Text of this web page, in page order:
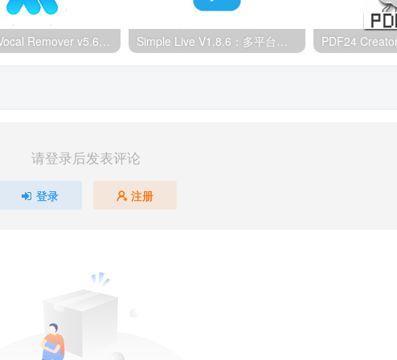
Ultimate Vocal Remover v5.6.0汉化版：一键人声分离工具
请登录后发表评论
登录 注册